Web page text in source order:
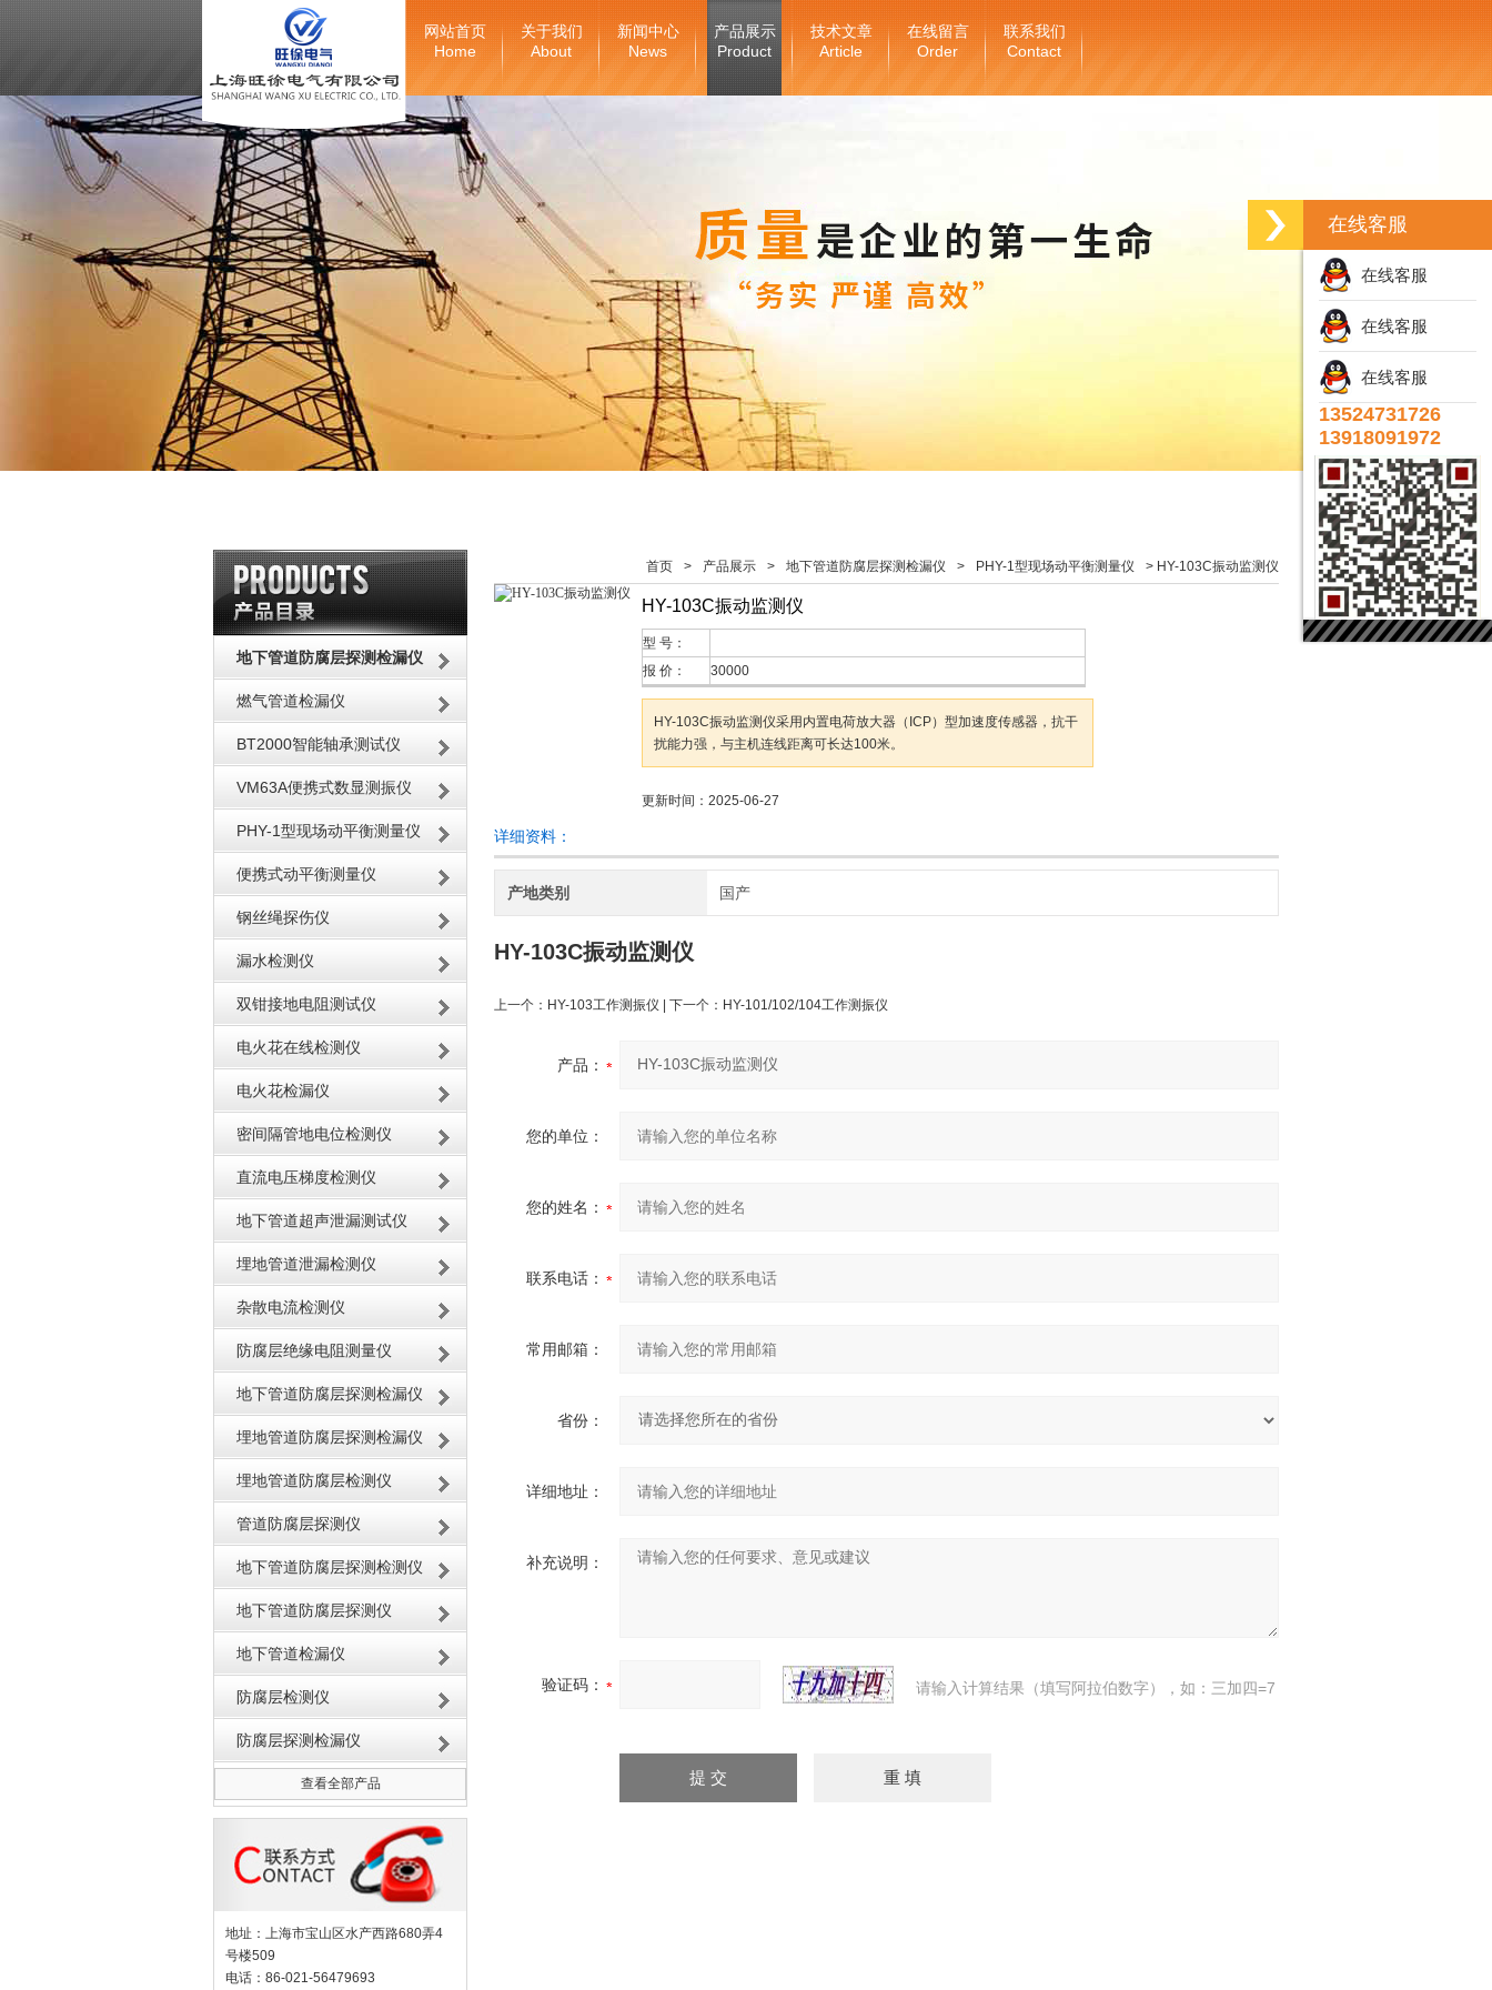
网站首页
Home
关于我们
About
新闻中心
News
产品展示
Product
技术文章
Article
在线留言
Order
联系我们
Contact
地下管道防腐层探测检漏仪
燃气管道检漏仪
BT2000智能轴承测试仪
VM63A便携式数显测振仪
PHY-1型现场动平衡测量仪
便携式动平衡测量仪
钢丝绳探伤仪
漏水检测仪
双钳接地电阻测试仪
电火花在线检测仪
电火花检漏仪
密间隔管地电位检测仪
直流电压梯度检测仪
地下管道超声泄漏测试仪
埋地管道泄漏检测仪
杂散电流检测仪
防腐层绝缘电阻测量仪
地下管道防腐层探测检漏仪
埋地管道防腐层探测检漏仪
埋地管道防腐层检测仪
管道防腐层探测仪
地下管道防腐层探测检测仪
地下管道防腐层探测仪
地下管道检漏仪
防腐层检测仪
防腐层探测检漏仪
查看全部产品
地址：上海市宝山区水产西路680弄4
号楼509
电话：86-021-56479693
首页 > 产品展示 > 地下管道防腐层探测检漏仪 > PHY-1型现场动平衡测量仪 > HY-103C振动监测仪
HY-103C振动监测仪
型 号：
报 价：
30000
HY-103C振动监测仪采用内置电荷放大器（ICP）型加速度传感器，抗干
扰能力强，与主机连线距离可长达100米。
更新时间：2025-06-27
详细资料：
产地类别 国产
HY-103C振动监测仪
上一个： HY-103工作测振仪 | 下一个： HY-101/102/104工作测振仪
产品：
您的单位：
您的姓名：
联系电话：
常用邮箱：
省份：
详细地址：
补充说明：
验证码： 请输入计算结果（填写阿拉伯数字），如：三加四=7
在线客服
在线客服
在线客服
在线客服
13524731726
13918091972